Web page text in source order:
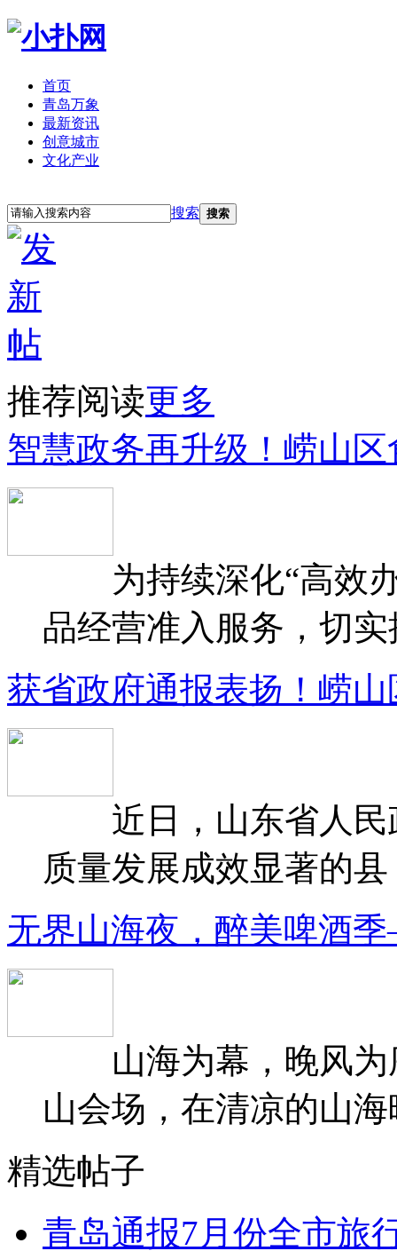
首页
青岛万象
最新资讯
创意城市
文化产业
搜索 搜索
推荐阅读更多
智慧政务再升级！崂山
为持续深化“高效办
品经营准入服务，切
获省政府通报表扬！崂
近日，山东省人民
质量发展成效显著的
无界山海夜，醉美啤酒
山海为幕，晚风为
山会场，在清凉的山
精选帖子
青岛通报7月份全市旅